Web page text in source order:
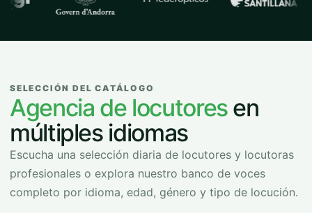
SELECCIÓN DEL CATÁLOGO
Agencia de locutoresen
múltiples idiomas
Escucha una selección diaria de locutores y locutoras
profesionales o explora nuestro banco de voces
completo por idioma, edad, género y tipo de locución.